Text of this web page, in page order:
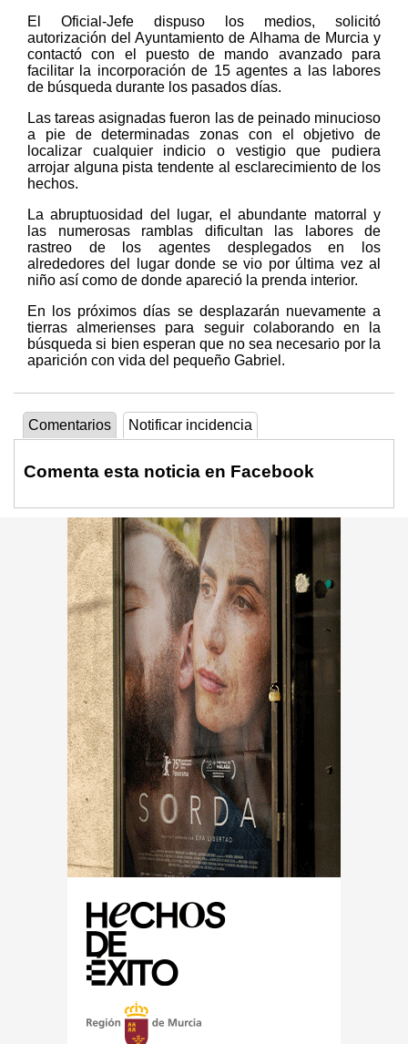
El Oficial-Jefe dispuso los medios, solicitó
autorización del Ayuntamiento de Alhama de Murcia y
contactó con el puesto de mando avanzado para
facilitar la incorporación de 15 agentes a las labores
de búsqueda durante los pasados días.
Las tareas asignadas fueron las de peinado minucioso
a pie de determinadas zonas con el objetivo de
localizar cualquier indicio o vestigio que pudiera
arrojar alguna pista tendente al esclarecimiento de los
hechos.
La abruptuosidad del lugar, el abundante matorral y
las numerosas ramblas dificultan las labores de
rastreo de los agentes desplegados en los
alrededores del lugar donde se vio por última vez al
niño así como de donde apareció la prenda interior.
En los próximos días se desplazarán nuevamente a
tierras almerienses para seguir colaborando en la
búsqueda si bien esperan que no sea necesario por la
aparición con vida del pequeño Gabriel.
Comentarios Notificar incidencia
Comenta esta noticia en Facebook